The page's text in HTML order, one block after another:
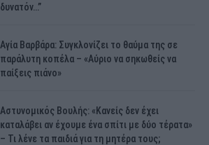
δυνατόν…”
Αγία Βαρβάρα: Συγκλονίζει το θαύμα της σε
παράλυτη κοπέλα – «Αύριο να σηκωθείς να
παίξεις πιάνο»
Αστυνομικός Bουλής: «Κανείς δεν έχει
καταλάβει αν έχουμε ένα σπίτι με δύο τέρατα»
– Τι λένε τα παιδιά για τη μητέρα τους;